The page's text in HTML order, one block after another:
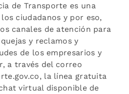
de Transporte es una
ciudadanos y por eso,
canales de atención para
y reclamos y
de los empresarios y
a través del correo
la línea gratuita
virtual disponible de